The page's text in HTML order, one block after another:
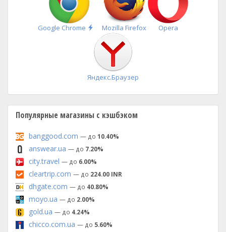
Google Chrome
Быстрая
установка
Mozilla Firefox Opera
Яндекс.Браузер
Популярные магазины с кэшбэком
banggood.com — до 10.40%
answear.ua — до 7.20%
city.travel — до 6.00%
cleartrip.com — до 224.00 INR
dhgate.com — до 40.80%
moyo.ua — до 2.00%
gold.ua — до 4.24%
chicco.com.ua — до 5.60%